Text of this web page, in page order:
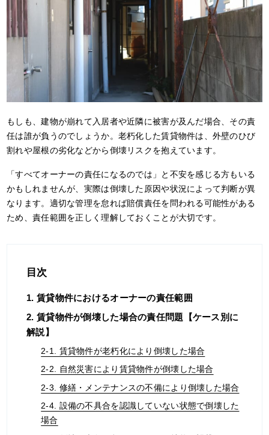
もしも、建物が崩れて入居者や近隣に被害が及んだ場合、その責
任は誰が負うのでしょうか。老朽化した賃貸物件は、外壁のひび
割れや屋根の劣化などから倒壊リスクを抱えています。
「すべてオーナーの責任になるのでは」と不安を感じる方もいる
かもしれませんが、実際は倒壊した原因や状況によって判断が異
なります。適切な管理を怠れば賠償責任を問われる可能性がある
ため、責任範囲を正しく理解しておくことが大切です。
目次
1. 賃貸物件におけるオーナーの責任範囲
2. 賃貸物件が倒壊した場合の責任問題【ケース別に
解説】
2-1. 賃貸物件が老朽化により倒壊した場合
2-2. 自然災害により賃貸物件が倒壊した場合
2-3. 修繕・メンテナンスの不備により倒壊した場合
2-4. 設備の不具合を認識していない状態で倒壊した
場合